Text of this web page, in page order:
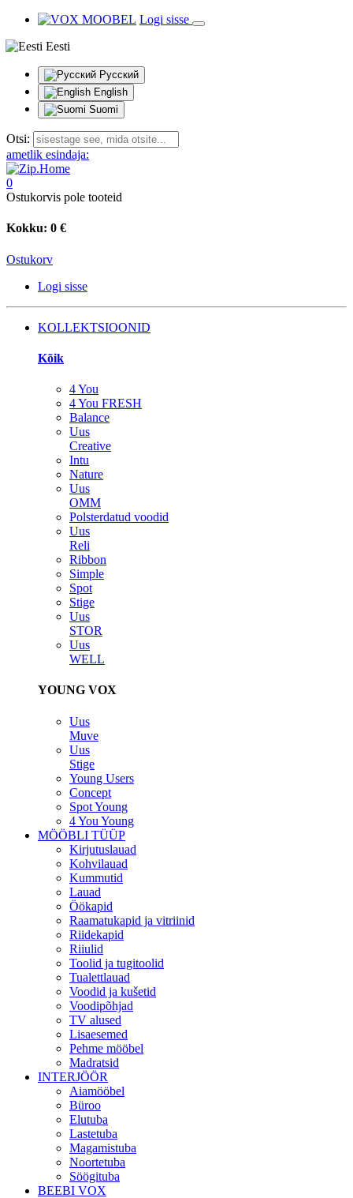
Logi sisse
Eesti
Русский
English
Suomi
Otsi:
ametlik esindaja:
0
Ostukorvis pole tooteid
Kokku: 0 €
Ostukorv
Logi sisse
KOLLEKTSIOONID
Kõik
4 You
4 You FRESH
Balance
Uus
Creative
Intu
Nature
Uus
OMM
Polsterdatud voodid
Uus
Reli
Ribbon
Simple
Spot
Stige
Uus
STOR
Uus
WELL
YOUNG VOX
Uus
Muve
Uus
Stige
Young Users
Concept
Spot Young
4 You Young
MÖÖBLI TÜÜP
Kirjutuslauad
Kohvilauad
Kummutid
Lauad
Öökapid
Raamatukapid ja vitriinid
Riidekapid
Riiulid
Toolid ja tugitoolid
Tualettlauad
Voodid ja kušetid
Voodipõhjad
TV alused
Lisaesemed
Pehme mööbel
Madratsid
INTERJÖÖR
Aiamööbel
Büroo
Elutuba
Lastetuba
Magamistuba
Noortetuba
Söögituba
BEEBI VOX